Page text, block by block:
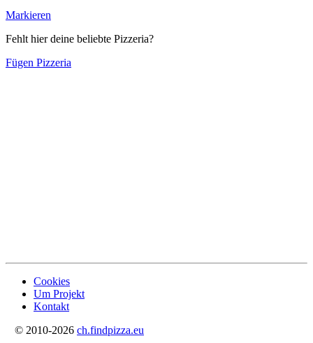
Markieren
Fehlt hier deine beliebte Pizzeria?
Fügen Pizzeria
Cookies
Um Projekt
Kontakt
© 2010-2026 ch.findpizza.eu